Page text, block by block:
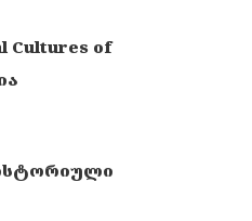
Cultures of